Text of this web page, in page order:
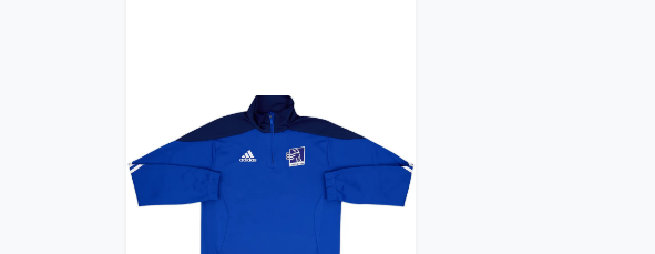
2016-17 Lyngby adidas Player
Issue 1/4 Zip Drill Top #13 -
9/10 - (S)
35.99£ · ca. €42